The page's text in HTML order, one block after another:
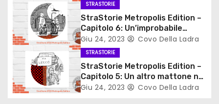
a
r
t
i
c
STRASTORIE
StraStorie Metropolis Edition –
Capitolo 6: Un’improbabile
affidabilità
Giu 24, 2023 Covo Della Ladra
STRASTORIE
StraStorie Metropolis Edition –
Capitolo 5: Un altro mattone nel
muro di Mauro Biagini
Giu 24, 2023 Covo Della Ladra